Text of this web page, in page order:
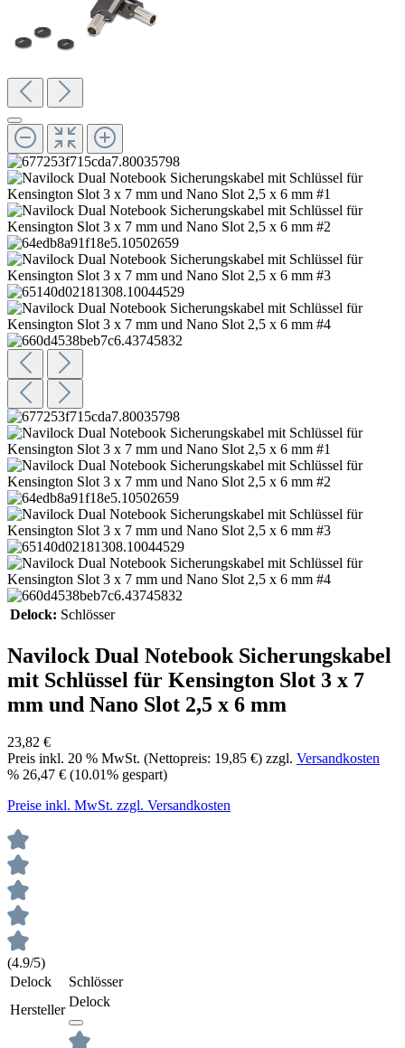
Delock: Schlösser
Navilock Dual Notebook Sicherungskabel
mit Schlüssel für Kensington Slot 3 x 7
mm und Nano Slot 2,5 x 6 mm
23,82 €
Preis inkl. 20 % MwSt. (Nettopreis: 19,85 €) zzgl. Versandkosten
% 26,47 € (10.01% gespart)
Preise inkl. MwSt. zzgl. Versandkosten
(4.9/5)
Delock
Schlösser
Hersteller
Delock